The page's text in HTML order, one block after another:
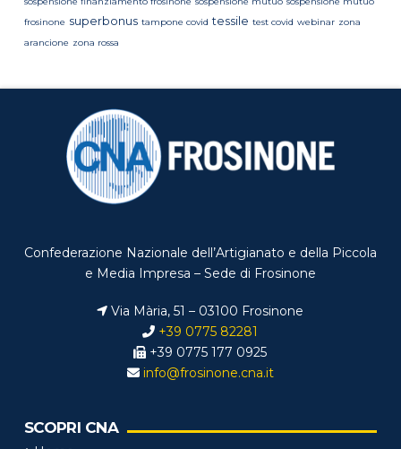
frosinone superbonus tampone covid tessile test covid webinar zona
arancione zona rossa
Confederazione Nazionale dell’Artigianato e della Piccola
e Media Impresa – Sede di Frosinone
Via Mària, 51 – 03100 Frosinone
+39 0775 82281
+39 0775 177 0925
info@frosinone.cna.it
SCOPRI CNA